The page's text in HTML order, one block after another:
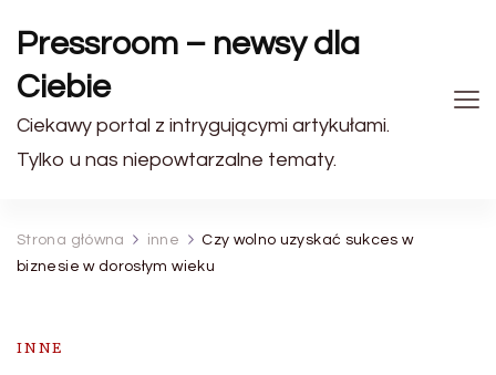
Pressroom – newsy dla
Ciebie
Ciekawy portal z intrygującymi artykułami.
Tylko u nas niepowtarzalne tematy.
Strona główna inne
Czy wolno uzyskać sukces w
biznesie w dorosłym wieku
INNE